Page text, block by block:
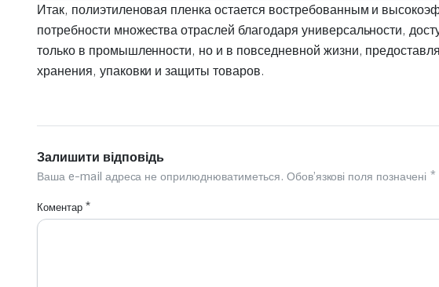
Итак, полиэтиленовая пленка остается востребованным и
потребности множества отраслей благодаря универсальности,
только в промышленности, но и в повседневной жизни,
хранения, упаковки и защиты товаров.
Залишити відповідь
Ваша e-mail адреса не оприлюднюватиметься. Обов’язкові поля позначені *
Коментар *